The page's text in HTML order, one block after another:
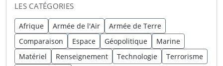
LES CATÉGORIES
Afrique Armée de l'Air
Armée de Terre
Comparaison
Espace Géopolitique
Marine
Matériel
Renseignement Technologie
Terrorisme